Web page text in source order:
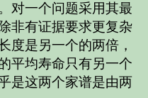
对一个问题采用其最
非有证据要求更复杂
度是另一个的两倍，
平均寿命只有另一个
是这两个家谱是由两